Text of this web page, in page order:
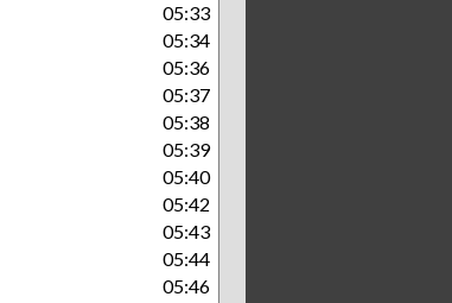
05:33
05:34
05:36
05:37
05:38
05:39
05:40
05:42
05:43
05:44
05:46